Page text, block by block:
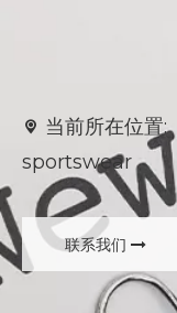
当前所在位置:
sportswear
联系我们